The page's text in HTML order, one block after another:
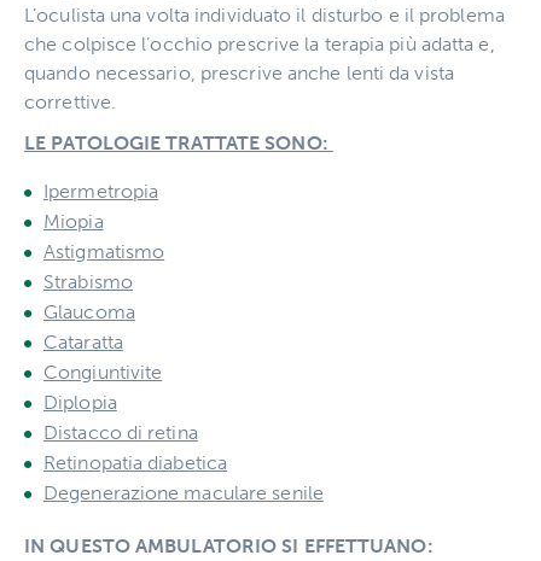
L’oculista una volta individuato il disturbo e il problema
che colpisce l’occhio prescrive la terapia più adatta e,
quando necessario, prescrive anche lenti da vista
correttive.
LE PATOLOGIE TRATTATE SONO:
Ipermetropia
Miopia
Astigmatismo
Strabismo
Glaucoma
Cataratta
Congiuntivite
Diplopia
Distacco di retina
Retinopatia diabetica
Degenerazione maculare senile
IN QUESTO AMBULATORIO SI EFFETTUANO: